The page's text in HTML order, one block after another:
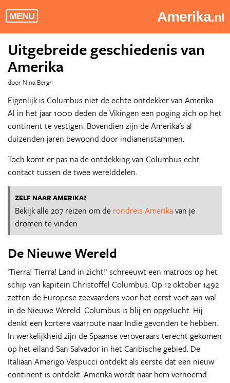
MENU Amerika.nl
Uitgebreide geschiedenis van
Amerika
door Nina Bergh
Eigenlijk is Columbus niet de echte ontdekker van Amerika.
Al in het jaar 1000 deden de Vikingen een poging zich op het
continent te vestigen. Bovendien zijn de Amerika's al
duizenden jaren bewoond door indianenstammen.
Toch komt er pas na de ontdekking van Columbus echt
contact tussen de twee werelddelen.
ZELF NAAR AMERIKA?
Bekijk alle 207 reizen om de rondreis Amerikavan je
dromen te vinden
De Nieuwe Wereld
'Tierra! Tierra! Land in zicht!' schreeuwt een matroos op het
schip van kapitein Christoffel Columbus. Op 12 oktober 1492
zetten de Europese zeevaarders voor het eerst voet aan wal
in de Nieuwe Wereld. Columbus is blij en opgelucht. Hij
denkt een kortere vaarroute naar Indië gevonden te hebben.
In werkelijkheid zijn de Spaanse veroveraars terecht gekomen
op het eiland San Salvador in het Caribische gebied. De
Italiaan Amerigo Vespucci ontdekt als eerste dat een nieuw
continent is ontdekt. Amerika wordt naar hem vernoemd.